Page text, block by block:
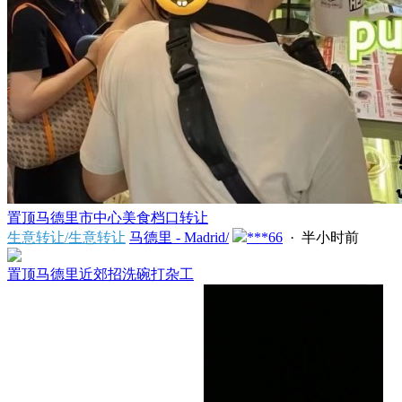
置顶马德里市中心美食档口转让
生意转让/生意转让 马德里 - Madrid/ ***66 · 半小时前
置顶马德里近郊招洗碗打杂工